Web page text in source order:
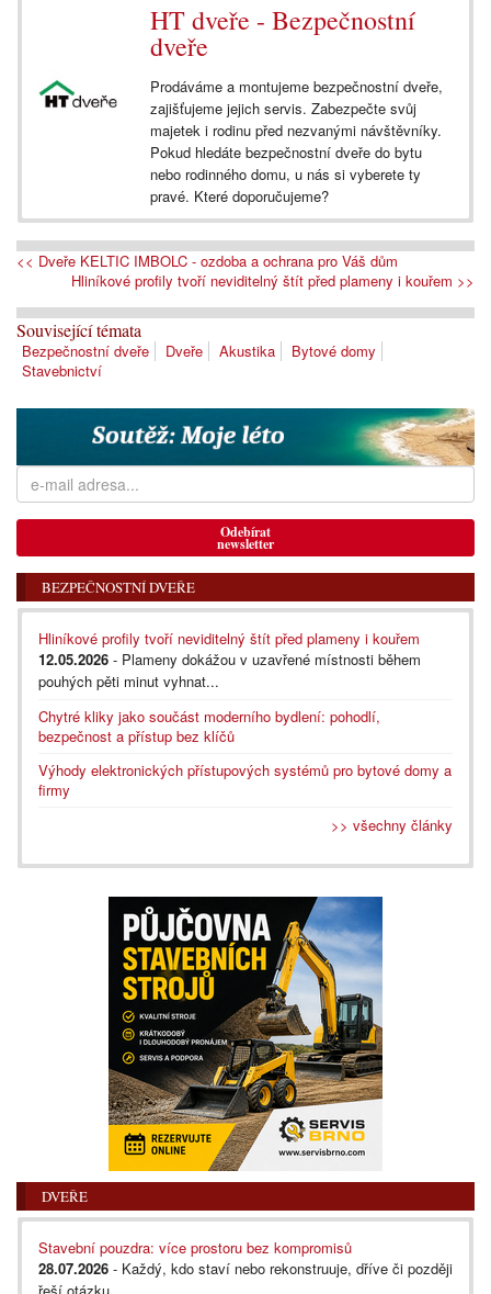
HT dveře - Bezpečnostní
dveře
Prodáváme a montujeme bezpečnostní dveře,
zajišťujeme jejich servis. Zabezpečte svůj
majetek i rodinu před nezvanými návštěvníky.
Pokud hledáte bezpečnostní dveře do bytu
nebo rodinného domu, u nás si vyberete ty
pravé. Které doporučujeme?
<< Dveře KELTIC IMBOLC - ozdoba a ochrana pro Váš dům
Hliníkové profily tvoří neviditelný štít před plameny i kouřem >>
Související témata
Bezpečnostní dveře Dveře Akustika
Bytové domy
Stavebnictví
Odebírat
newsletter
BEZPEČNOSTNÍ DVEŘE
Hliníkové profily tvoří neviditelný štít před plameny i kouřem
12.05.2026 - Plameny dokážou v uzavřené místnosti během
pouhých pěti minut vyhnat...
Chytré kliky jako součást moderního bydlení: pohodlí,
bezpečnost a přístup bez klíčů
Výhody elektronických přístupových systémů pro bytové domy a
firmy
>> všechny články
DVEŘE
Stavební pouzdra: více prostoru bez kompromisů
28.07.2026 - Každý, kdo staví nebo rekonstruuje, dříve či později
řeší otázku...